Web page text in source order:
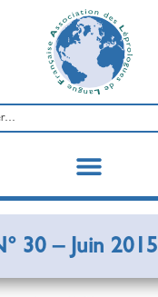
30 – Juin 2015